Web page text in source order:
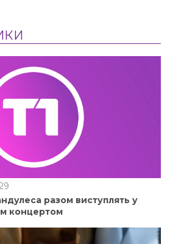
разом виступлять у
концертом